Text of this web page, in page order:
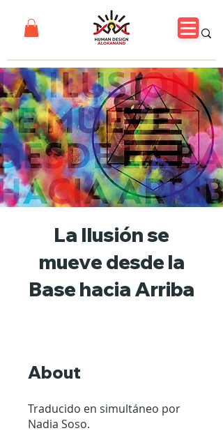
La Ilusión se
mueve desde la
Base hacia Arriba
About
Traducido en simultáneo por
Nadia Soso.